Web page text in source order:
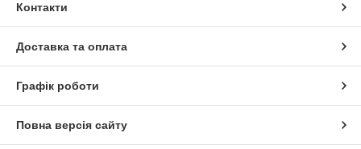
Контакти
Доставка та оплата
Графік роботи
Повна версія сайту